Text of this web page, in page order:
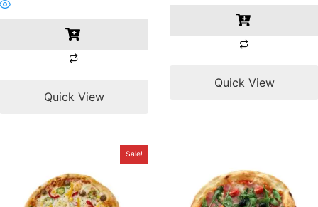
Quick View
Quick View
Sale!